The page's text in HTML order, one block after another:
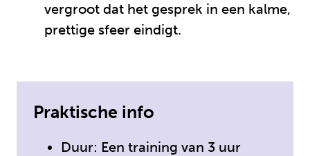
vergroot dat het gesprek in een kalme,
prettige sfeer eindigt.
Praktische info
Duur: Een training van 3 uur